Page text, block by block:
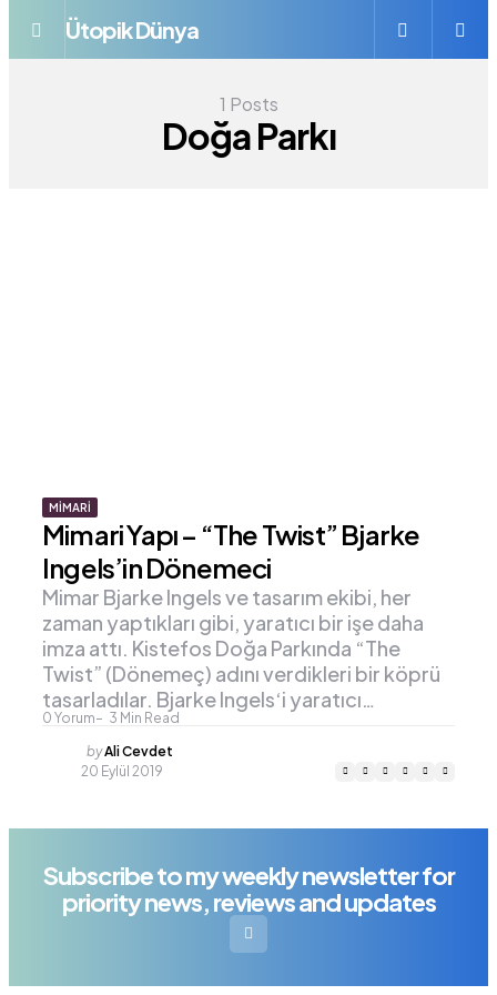
Menü
Ütopik Dünya
1 Posts
Doğa Parkı
MIMARI
Mimari Yapı – “The Twist” Bjarke
Ingels’in Dönemeci
0 Yorum 3 Min Read
Mimar Bjarke Ingels ve tasarım ekibi, her
zaman yaptıkları gibi, yaratıcı bir işe daha
imza attı. Kistefos Doğa Parkında “The
Twist” (Dönemeç) adını verdikleri bir köprü
tasarladılar. Bjarke Ingels‘i yaratıcı…
Posted
by
byAli Cevdet
20 Eylül 2019
Subscribe to my weekly newsletter for
priority news, reviews and updates